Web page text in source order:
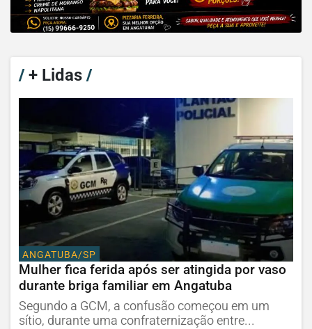
/+ Lidas /
ANGATUBA/SP
Mulher fica ferida após ser atingida por vaso
durante briga familiar em Angatuba
Segundo a GCM, a confusão começou em um
sítio, durante uma confraternização entre...